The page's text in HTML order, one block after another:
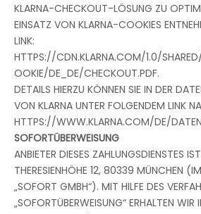
KLARNA-CHECKOUT-LÖSUNG ZU
EINSATZ VON KLARNA-COOKIES
LINK:
HTTPS://CDN.KLARNA.COM/1.0/
OOKIE/DE_DE/CHECKOUT.PDF.
DETAILS HIERZU KÖNNEN SIE IN DER
VON KLARNA UNTER FOLGENDEM LINK
HTTPS://WWW.KLARNA.COM/DE/
SOFORTÜBERWEISUNG
ANBIETER DIESES ZAHLUNGSDIENSTES
THERESIENHÖHE 12, 80339 MÜNCHEN
„SOFORT GMBH“). MIT HILFE DES
„SOFORTÜBERWEISUNG“ ERHALTEN WIR